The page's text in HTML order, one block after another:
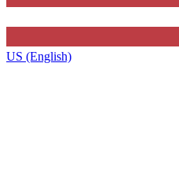
US (English)